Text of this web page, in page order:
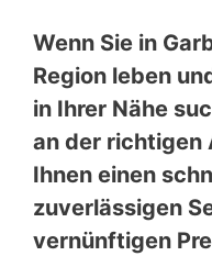
Wenn Sie in
Region leben
in Ihrer Nähe
an der richtigen
Ihnen einen
zuverlässigen
vernünftigen